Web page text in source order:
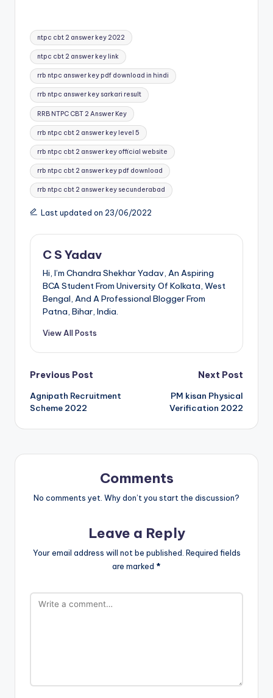
Tags:
ntpc cbt 2 answer key 2022
ntpc cbt 2 answer key link
rrb ntpc answer key pdf download in hindi
rrb ntpc answer key sarkari result
RRB NTPC CBT 2 Answer Key
rrb ntpc cbt 2 answer key level 5
rrb ntpc cbt 2 answer key official website
rrb ntpc cbt 2 answer key pdf download
rrb ntpc cbt 2 answer key secunderabad
Last updated on 23/06/2022
C S Yadav
Hi, I’m Chandra Shekhar Yadav, An Aspiring
BCA Student From University Of Kolkata, West
Bengal, And A Professional Blogger From
Patna, Bihar, India.
View All Posts
Post
navigation
Previous Post
Agnipath Recruitment
Scheme 2022
Next Post
PM kisan Physical
Verification 2022
Comments
No comments yet. Why don’t you start the discussion?
Leave a Reply
Your email address will not be published. Required fields
are marked *